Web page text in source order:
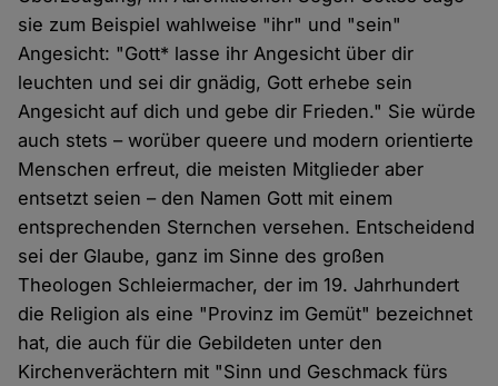
sie zum Beispiel wahlweise "ihr" und "sein"
Angesicht: "Gott* lasse ihr Angesicht über dir
leuchten und sei dir gnädig, Gott erhebe sein
Angesicht auf dich und gebe dir Frieden." Sie würde
auch stets – worüber queere und modern orientierte
Menschen erfreut, die meisten Mitglieder aber
entsetzt seien – den Namen Gott mit einem
entsprechenden Sternchen versehen. Entscheidend
sei der Glaube, ganz im Sinne des großen
Theologen Schleiermacher, der im 19. Jahrhundert
die Religion als eine "Provinz im Gemüt" bezeichnet
hat, die auch für die Gebildeten unter den
Kirchenverächtern mit "Sinn und Geschmack fürs